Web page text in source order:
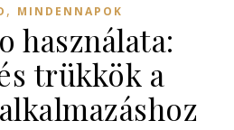
, MINDENNAPOK
használata:
trükkök a